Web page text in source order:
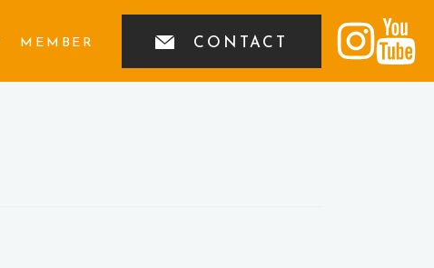
MEMBER CONTACT